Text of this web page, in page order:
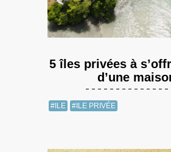
5 îles privées à
d’une
#ILE #ILE PRIVÉE